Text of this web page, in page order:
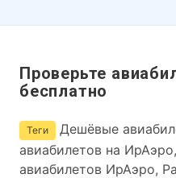
Проверьте
бесплатно
Теги
Дешёвые
авиабилетов на
авиабилетов ИрАэро,